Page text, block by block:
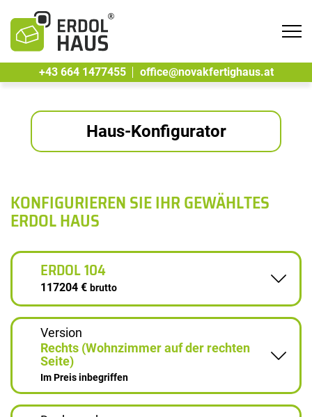
+43 664 1477455
office@novakfertighaus.at
Haus-Konfigurator
KONFIGURIEREN SIE IHR GEWÄHLTES
ERDOL HAUS
ERDOL 104
117204 € brutto
Version
Rechts (Wohnzimmer auf der rechten
Seite)
Im Preis inbegriffen